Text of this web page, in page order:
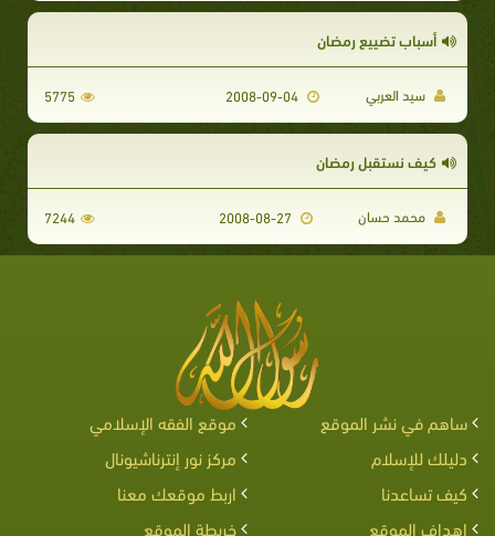
أسباب تضييع رمضان
سيد العربي 2008-09-04
5775
كيف نستقبل رمضان
محمد حسان 7244
ساهم في نشر الموقع
موقع الفقه الإسلامي
دليلك للإسلام
مركز نور إنترناشيونال
كيف تساعدنا
اربط موقعك معنا
اهداف الموقع
خريطة الموقع